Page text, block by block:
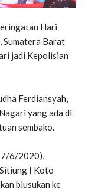
Hari
Sumatera Barat
jadi Kepolisian
Ferdiansyah,
yang ada di
sembako.⁣
6/2020),
I Koto
blusukan ke